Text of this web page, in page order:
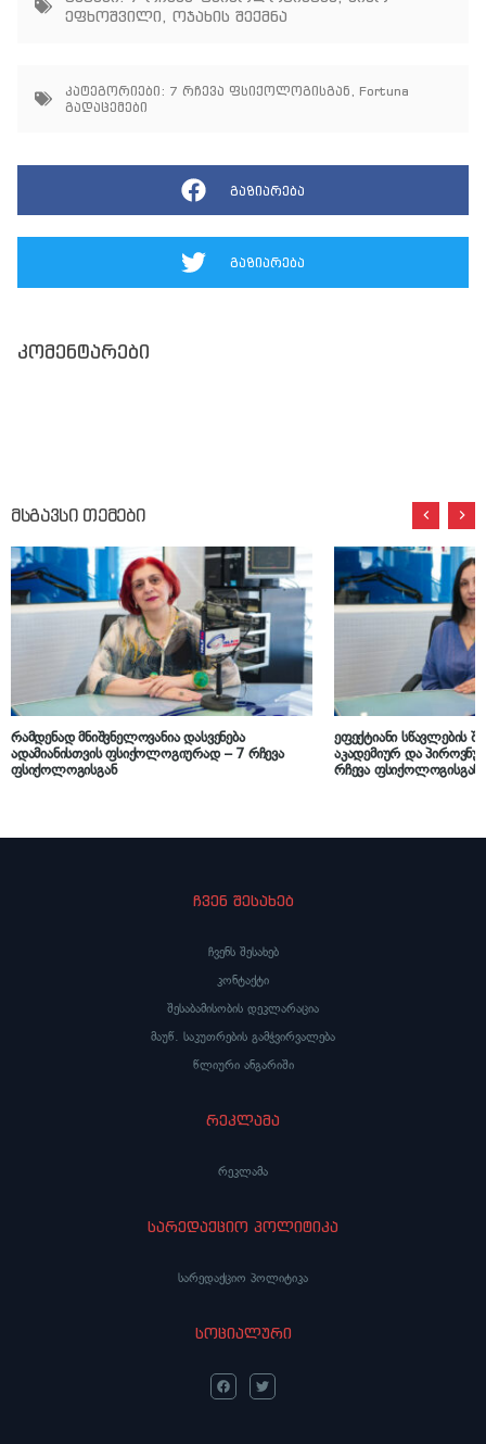
ეფხოშვილი, ოჯახის შექმნა
კატეგორიები: 7 რჩევა ფსიქოლოგისგან
Fortuna
გადაცემები
გაზიარება
გაზიარება
კომენტარები
მსგავსი თემები
რამდენად მნიშვნელოვანია დასვენება
ადამიანისთვის ფსიქოლოგიურად – 7 რჩევა
ფსიქოლოგისგან
ეფექტიანი სწავლების
აკადემიურ და
რჩევა ფსიქოლოგისგან
ჩვენ შესახებ
ჩვენს შესახებ
კონტაქტი
შესაბამისობის დეკლარაცია
მაუწ. საკუთრების გამჭვირვალება
წლიური ანგარიში
რეკლამა
რეკლამა
სარედაქციო პოლიტიკა
სარედაქციო პოლიტიკა
სოციალური